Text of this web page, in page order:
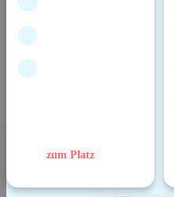
zum Platz